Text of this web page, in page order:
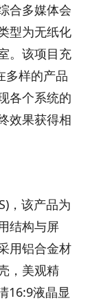
合多媒体会
型为无纸化
。该项目充
多样的产品
各个系统的
效果获得相
，该产品为
结构与屏
用铝合金材
，美观精
16:9液晶显